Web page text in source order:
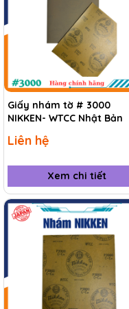
Giấy nhám tờ # 3000
NIKKEN- WTCC Nhật Bản
Liên hệ
Xem chi tiết